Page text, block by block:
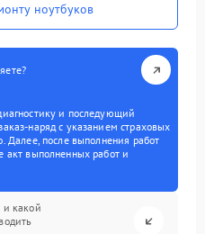
ноутбуков
и последующий
наряд с указанием страховых
Далее, после выполнения работ
акт выполненных работ и
и какой